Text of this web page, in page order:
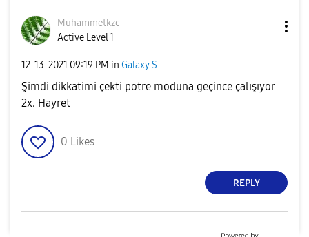
Muhammetkzc
Active Level 1
‎12-13-2021 09:19 PM in Galaxy S
Şimdi dikkatimi çekti potre moduna geçince çalışıyor
2x. Hayret
0 Likes
REPLY